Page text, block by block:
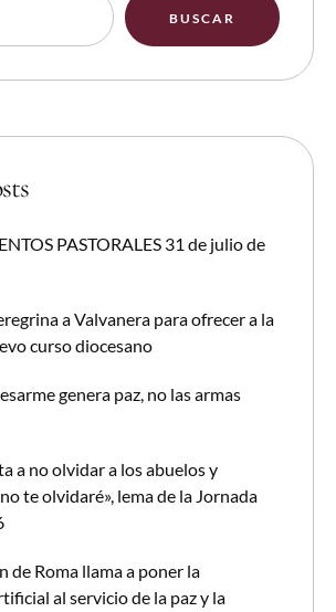
BUSCAR
PASTORALES 31 de julio de
a Valvanera para ofrecer a la
curso diocesano
genera paz, no las armas
a no olvidar a los abuelos y
te olvidaré», lema de la Jornada
de Roma llama a poner la
al servicio de la paz y la